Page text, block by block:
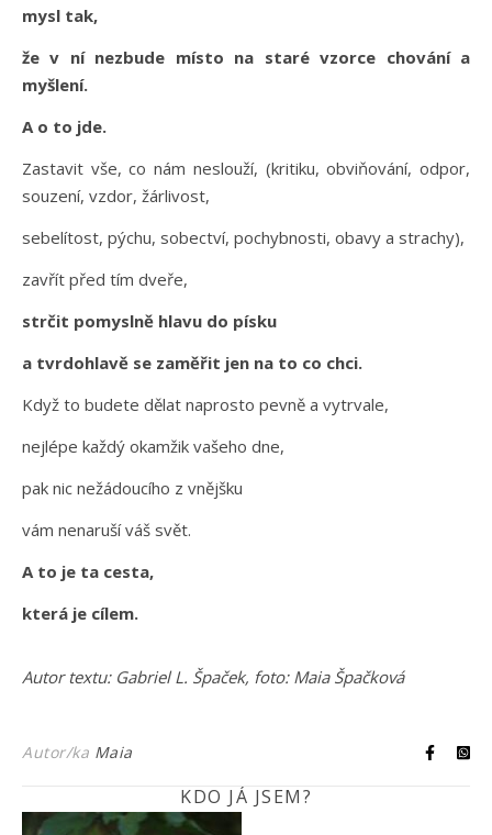
mysl tak,
že v ní nezbude místo na staré vzorce chování a
myšlení.
A o to jde.
Zastavit vše, co nám neslouží, (kritiku, obviňování, odpor,
souzení, vzdor, žárlivost,
sebelítost, pýchu, sobectví, pochybnosti, obavy a strachy),
zavřít před tím dveře,
strčit pomyslně hlavu do písku
a tvrdohlavě se zaměřit jen na to co chci.
Když to budete dělat naprosto pevně a vytrvale,
nejlépe každý okamžik vašeho dne,
pak nic nežádoucího z vnějšku
vám nenaruší váš svět.
A to je ta cesta,
která je cílem.
Autor textu: Gabriel L. Špaček, foto: Maia Špačková
Autor/ka Maia
KDO JÁ JSEM?